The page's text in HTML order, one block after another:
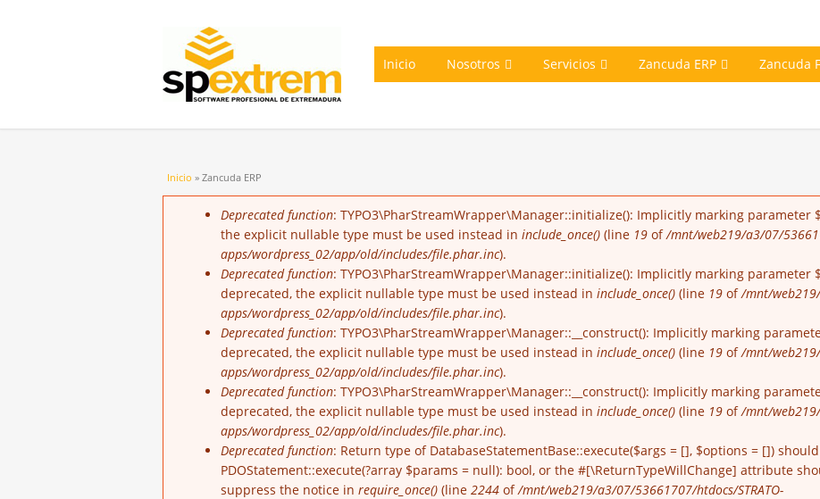
Inicio Nosotros Servicios Zancuda ERP Zancuda
Usted está aquí
Inicio » Zancuda ERP
Mensaje de error
Deprecated function: TYPO3\PharStreamWrapper\Manager::initialize(): Implicitly marking parameter
the explicit nullable type must be used instead in include_once() (line 19 of/mnt/web219/a3/07/
apps/wordpress_02/app/old/includes/file.phar.inc).
Deprecated function: TYPO3\PharStreamWrapper\Manager::initialize(): Implicitly marking parameter
deprecated, the explicit nullable type must be used instead in include_once() (line 19 of/mnt/
apps/wordpress_02/app/old/includes/file.phar.inc).
Deprecated function: TYPO3\PharStreamWrapper\Manager::__construct(): Implicitly marking
deprecated, the explicit nullable type must be used instead in include_once() (line 19 of/mnt/
apps/wordpress_02/app/old/includes/file.phar.inc).
Deprecated function: TYPO3\PharStreamWrapper\Manager::__construct(): Implicitly marking
deprecated, the explicit nullable type must be used instead in include_once() (line 19 of/mnt/
apps/wordpress_02/app/old/includes/file.phar.inc).
Deprecated function: Return type of DatabaseStatementBase::execute($args = [], $options = [])
PDOStatement::execute(?array $params = null): bool, or the #[\ReturnTypeWillChange] attribute
suppress the notice in require_once() (line 2244 of/mnt/web219/a3/07/53661707/htdocs/STRATO-